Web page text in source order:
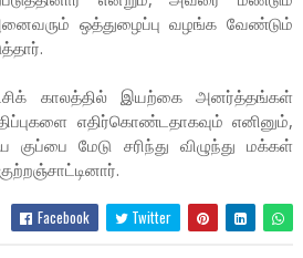
ஒத்துழைப்பு வழங்க வேண்டும்
காலத்தில் இயற்கை அனர்த்தங்கள்
எதிர்கொண்டதாகவும் எனினும்,
மேடு சரிந்து விழுந்து மக்கள்
Facebook Twitter